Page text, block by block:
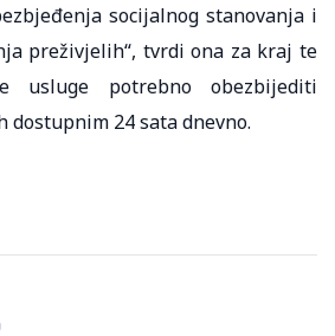
socijalnog stanovanja i
preživjelih“, tvrdi ona za kraj te
usluge potrebno obezbijediti
24 sata dnevno.